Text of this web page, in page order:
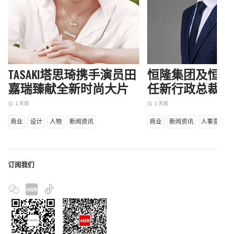
TASAKI塔思琦携手演员田
嘉瑞臻献全新时尚大片
access_time 1 天前
商业 设计 人物 新闻资讯
恒隆集团及恒
任新行政总裁
access_time 1 天前
商业 新闻资讯 人事变动
订阅我们